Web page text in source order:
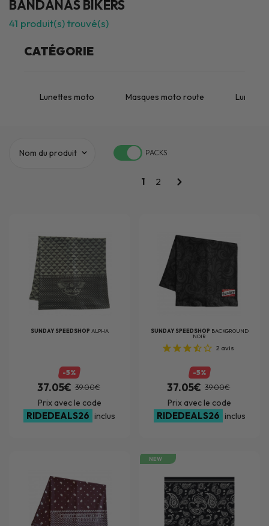
BANDANAS BIKERS
41 produit(s) trouvé(s)
CATÉGORIE
Lunettes moto Masques moto route
PACKS
1 2
SUNDAY SPEEDSHOP ALPHA
-5%
37.05€ 39.00€
Prix avec le code
RIDEDEALS26 inclus
SUNDAY SPEEDSHOP BACKGROUND
NOIR
2 avis
-5%
37.05€ 39.00€
Prix avec le code
RIDEDEALS26 inclus
NEW